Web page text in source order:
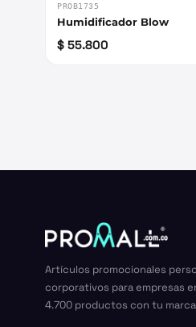
PROB1735
Humidificador Blow
$ 55.800
Artículos promocionales
corporativos para empresas
4.700 productos con tu